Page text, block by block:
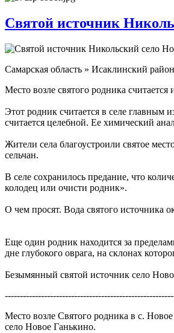
Святой источник
Самарская область » Исаклинский
Место возле святого родника
Этот родник считается в селе главным
считается целебной. Ее химический
Жители села благоустроили святое
сельчан.
В селе сохранилось предание, что
колодец или очисти родник».
О чем просят. Вода святого источника
Еще один родник находится за
дне глубокого оврага, на склонах
Безымянный святой источник село
Место возле Святого родника в с.
село Новое Ганькино.